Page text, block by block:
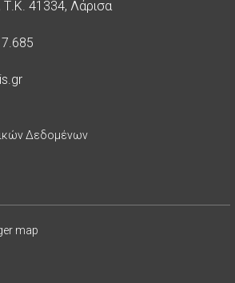
Τ.Κ. 41334, Λάρισα
Δεδομένων